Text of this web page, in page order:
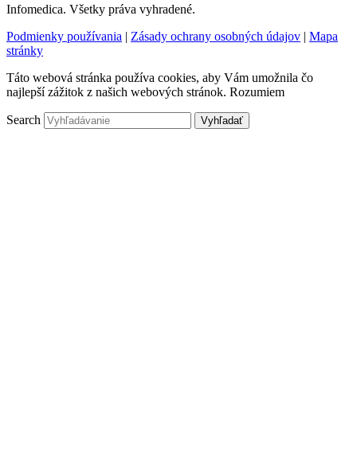
Infomedica. Všetky práva vyhradené.
Podmienky používania | Zásady ochrany osobných údajov | Mapa
stránky
Táto webová stránka používa cookies, aby Vám umožnila čo
najlepší zážitok z našich webových stránok. Rozumiem
Search